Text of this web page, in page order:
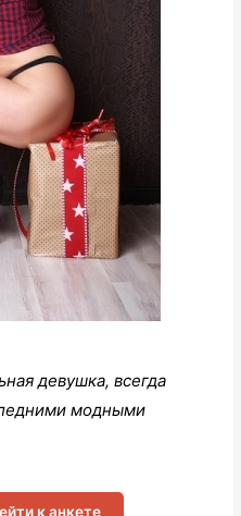
девушка, всегда
модными
к анкете